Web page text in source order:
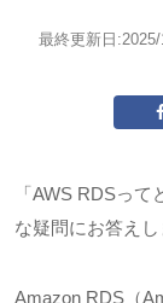
最終更新日:
「AWS RDSって
な疑問にお答えし
Amazon RDS（